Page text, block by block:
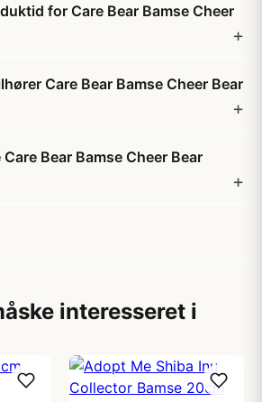
for Care Bear Bamse Cheer
Care Bear Bamse Cheer Bear
Bear Bamse Cheer Bear
interesseret i